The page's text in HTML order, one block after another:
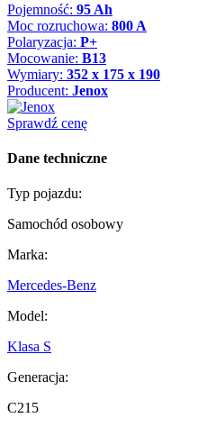
Pojemność: 95 Ah
Moc rozruchowa: 800 A
Polaryzacja: P+
Mocowanie: B13
Wymiary: 352 x 175 x 190
Producent: Jenox
Sprawdź cenę
Dane techniczne
Typ pojazdu:
Samochód osobowy
Marka:
Mercedes-Benz
Model:
Klasa S
Generacja:
C215